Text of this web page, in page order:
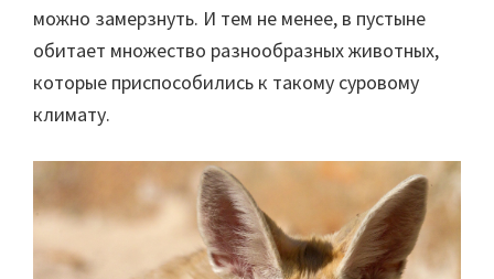
можно замерзнуть. И тем не менее, в пустыне
обитает множество разнообразных животных,
которые приспособились к такому суровому
климату.